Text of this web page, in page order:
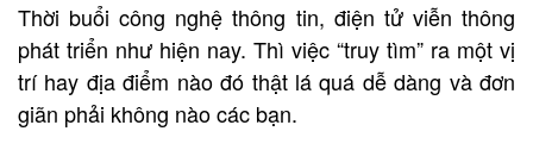
Thời buổi công nghệ thông tin, điện tử viễn thông
phát triển như hiện nay. Thì việc “truy tìm” ra một vị
trí hay địa điểm nào đó thật lá quá dễ dàng và đơn
giãn phải không nào các bạn.